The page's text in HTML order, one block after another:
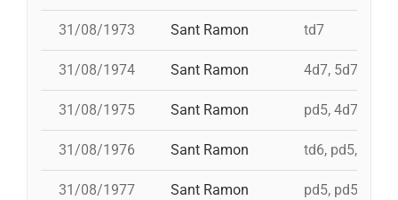
31/08/1973 Sant Ramon td7
31/08/1974 Sant Ramon 4d7, 5d7,
31/08/1975 Sant Ramon pd5, 4d7,
31/08/1976 Sant Ramon td6, pd5, pd5,
31/08/1977 Sant Ramon pd5, pd5, pd5,